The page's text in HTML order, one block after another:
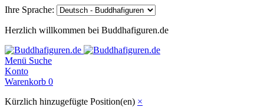
Ihre Sprache:
Herzlich willkommen bei Buddhafiguren.de
Menü Suche
Konto
Warenkorb 0
Kürzlich hinzugefügte Position(en) ×